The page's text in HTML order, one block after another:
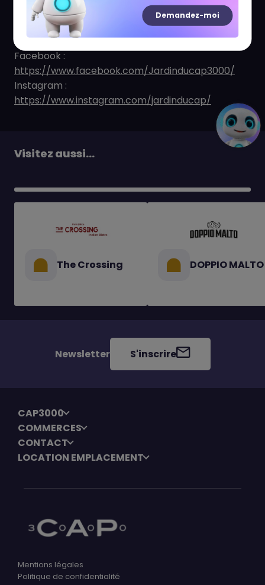
Suivez-nous sur les réseaux sociaux
Facebook :
https://www.facebook.com/Jardinducap3000/
Instagram :
https://www.instagram.com/jardinducap/
Visitez aussi...
The Crossing DOPPIO MALTO
Newsletter S'inscrire
CAP3000
COMMERCES
CONTACT
LOCATION EMPLACEMENT
Mentions légales
Politique de confidentialité
Demandez-moi